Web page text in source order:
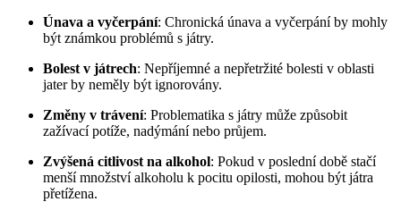
Únava a vyčerpání: Chronická únava a vyčerpání by mohly
být známkou problémů s játry.
Bolest v játrech: Nepříjemné a nepřetržité bolesti v oblasti
jater by neměly být ignorovány.
Změny v trávení: Problematika s játry může způsobit
zažívací potíže, nadýmání nebo průjem.
Zvýšená citlivost na alkohol: Pokud v poslední době stačí
menší množství alkoholu k pocitu opilosti, mohou být játra
přetížena.